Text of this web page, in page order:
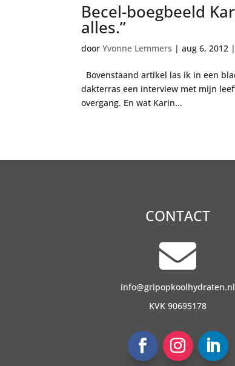
Becel-boegbeeld
alles.”
doorYvonne Lemmers |aug 6, 2012 |
Bovenstaand artikel las ik in een
dakterras een interview met mijn
overgang. En wat Karin...
CONTACT

info@gripopkoolhydraten.nl
KVK 90695178